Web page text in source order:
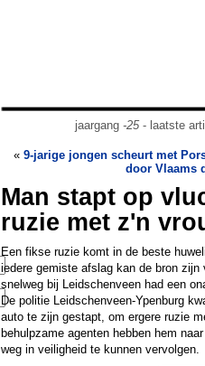
jaargang -25- laatste
« 9-jarige jongen scheurt met
door Vlaams
Man stapt op
ruzie met z'n
Een fikse ruzie komt in de beste
iedere gemiste afslag kan de bron
snelweg bij Leidschenveen had een
De politie Leidschenveen-Ypenburg
auto te zijn gestapt, om ergere ruzie
behulpzame agenten hebben hem
weg in veiligheid te kunnen vervolgen.